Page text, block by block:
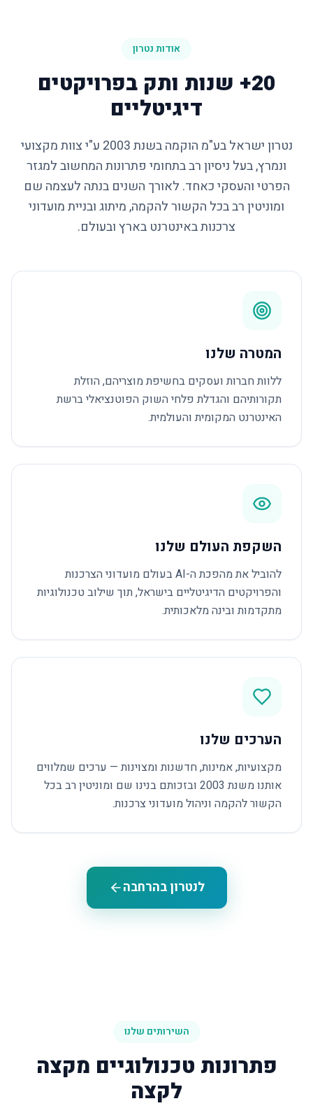
אודות נטרון
20+ שנות ותק בפרויקטים
דיגיטליים
נטרון ישראל בע"מ הוקמה בשנת 2003 ע"י צוות מקצועי
ונמרץ, בעל ניסיון רב בתחומי פתרונות המחשוב למגזר
הפרטי והעסקי כאחד. לאורך השנים בנתה לעצמה שם
ומוניטין רב בכל הקשור להקמה, מיתוג ובניית מועדוני
צרכנות באינטרנט בארץ ובעולם.
המטרה שלנו
ללוות חברות ועסקים בחשיפת מוצריהם, הוזלת
תקורותיהם והגדלת פלחי השוק הפוטנציאלי ברשת
האינטרנט המקומית והעולמית.
השקפת העולם שלנו
להוביל את מהפכת ה-AI בעולם מועדוני הצרכנות
והפרויקטים הדיגיטליים בישראל, תוך שילוב טכנולוגיות
מתקדמות ובינה מלאכותית.
הערכים שלנו
מקצועיות, אמינות, חדשנות ומצוינות — ערכים שמלווים
אותנו משנת 2003 ובזכותם בנינו שם ומוניטין רב בכל
הקשור להקמה וניהול מועדוני צרכנות.
לנטרון בהרחבה
השירותים שלנו
פתרונות טכנולוגיים מקצה
לקצה